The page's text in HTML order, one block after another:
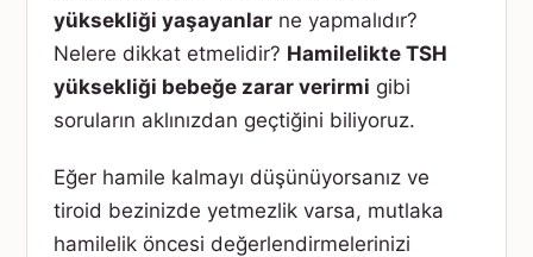
yüksekliği yaşayanlar ne yapmalıdır?
Nelere dikkat etmelidir? Hamilelikte TSH
yüksekliği bebeğe zarar verirmi gibi
soruların aklınızdan geçtiğini biliyoruz.
Eğer hamile kalmayı düşünüyorsanız ve
tiroid bezinizde yetmezlik varsa, mutlaka
hamilelik öncesi değerlendirmelerinizi